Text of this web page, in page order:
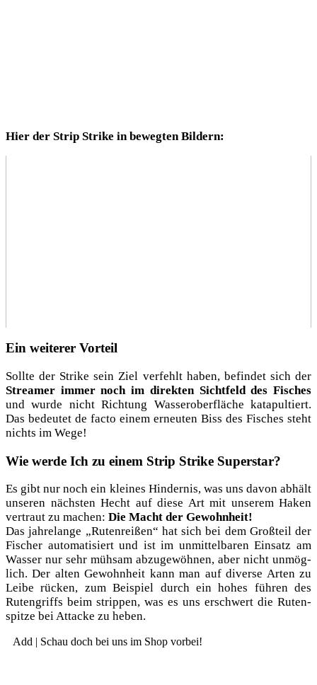
Hier der Strip Strike in beweg­ten Bildern:
Ein weiterer Vorteil
Soll­te der Strike sein Ziel ver­fehlt haben, befin­det sich der
Strea­mer immer noch im direk­ten Sicht­feld des Fisches
und wur­de nicht Rich­tung Was­ser­ober­flä­che kata­pul­tiert.
Das bedeu­tet de fac­to einem erneu­ten Biss des Fisches steht
nichts im Wege!
Wie werde Ich zu einem Strip Strike Superstar?
Es gibt nur noch ein klei­nes Hin­der­nis, was uns davon abhält
unse­ren nächs­ten Hecht auf die­se Art mit unse­rem Haken
ver­traut zu machen: Die Macht der Gewohnheit!
Das jah­re­lan­ge „Ruten­rei­ßen“ hat sich bei dem Groß­teil der
Fischer auto­ma­ti­siert und ist im unmit­tel­ba­ren Ein­satz am
Was­ser nur sehr müh­sam abzu­ge­wöh­nen, aber nicht unmög­
lich. Der alten Gewohn­heit kann man auf diver­se Arten zu
Lei­be rücken, zum Bei­spiel durch ein hohes füh­ren des
Ruten­griffs beim strip­pen, was es uns erschwert die Ruten­
spit­ze bei Atta­cke zu heben.
Add | Schau doch bei uns im Shop vorbei!